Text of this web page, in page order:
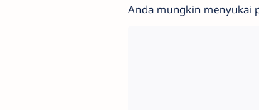
Anda mungkin menyukai